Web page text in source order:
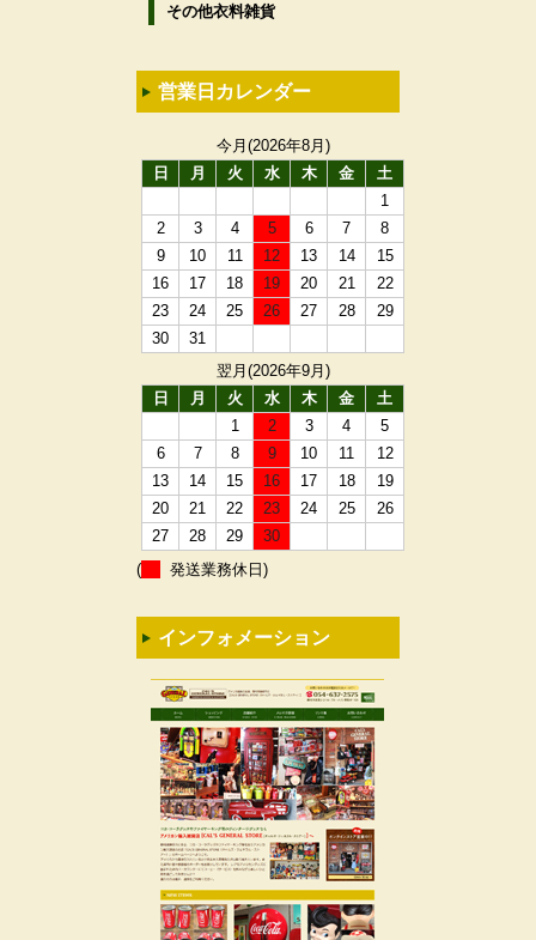
その他衣料雑貨
営業日カレンダー
今月(2026年8月)
日
月 火 水 木 金
土
1
2
3 4 5 6 7
8
9
10 11 12 13 14
15
16
17 18 19 20 21
22
23
24 25 26 27 28
29
30
31
翌月(2026年9月)
日
月 火 水 木 金
土
1
2 3 4
5
6
7 8 9 10 11
12
13
14 15 16 17 18
19
20
21 22 23 24 25
26
27
28 29
30
(
発送業務休日)
インフォメーション